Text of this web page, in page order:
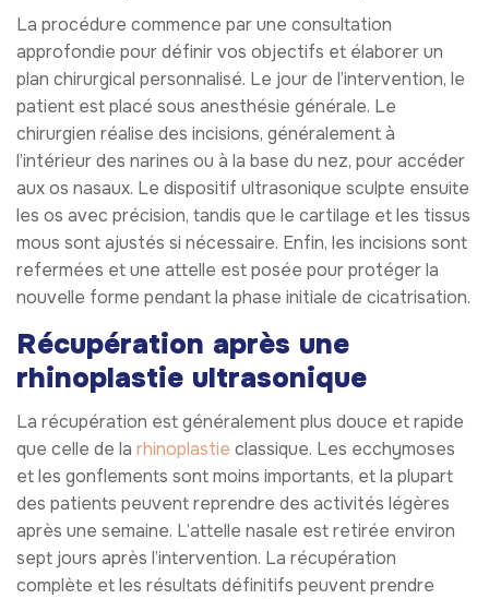
La procédure commence par une consultation
approfondie pour définir vos objectifs et élaborer un
plan chirurgical personnalisé. Le jour de l’intervention, le
patient est placé sous anesthésie générale. Le
chirurgien réalise des incisions, généralement à
l’intérieur des narines ou à la base du nez, pour accéder
aux os nasaux. Le dispositif ultrasonique sculpte ensuite
les os avec précision, tandis que le cartilage et les tissus
mous sont ajustés si nécessaire. Enfin, les incisions sont
refermées et une attelle est posée pour protéger la
nouvelle forme pendant la phase initiale de cicatrisation.
Récupération après une
rhinoplastie ultrasonique
La récupération est généralement plus douce et rapide
que celle de la rhinoplastie classique. Les ecchymoses
et les gonflements sont moins importants, et la plupart
des patients peuvent reprendre des activités légères
après une semaine. L’attelle nasale est retirée environ
sept jours après l’intervention. La récupération
complète et les résultats définitifs peuvent prendre